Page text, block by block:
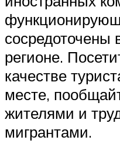
сосредоточены
регионе.
качестве
месте,
жителями и
мигрантами.